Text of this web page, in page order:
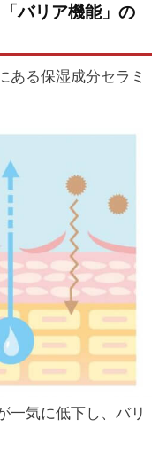
バリア機能」の
ある保湿成分セラミ
一気に低下し、バリ